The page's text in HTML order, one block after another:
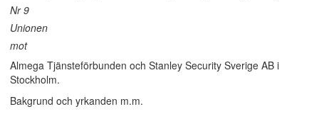
Nr 9
Unionen
mot
Almega Tjänsteförbunden och Stanley Security Sverige AB i
Stockholm.
Bakgrund och yrkanden m.m.